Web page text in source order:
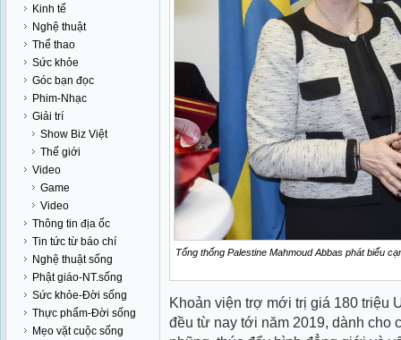
Kinh tế
Nghệ thuật
Thể thao
Sức khỏe
Góc bạn đọc
Phim-Nhạc
Giải trí
Show Biz Việt
Thế giới
Video
Game
Video
Thông tin địa ốc
Tin tức từ báo chí
Nghệ thuật sống
Phật giáo-NT.sống
Sức khỏe-Đời sống
Thực phẩm-Đời sống
Mẹo vặt cuộc sống
Tổng thống Palestine Mahmoud
Khoản viện trợ mới trị giá 180 triệu
đều từ nay tới năm 2019, dành cho